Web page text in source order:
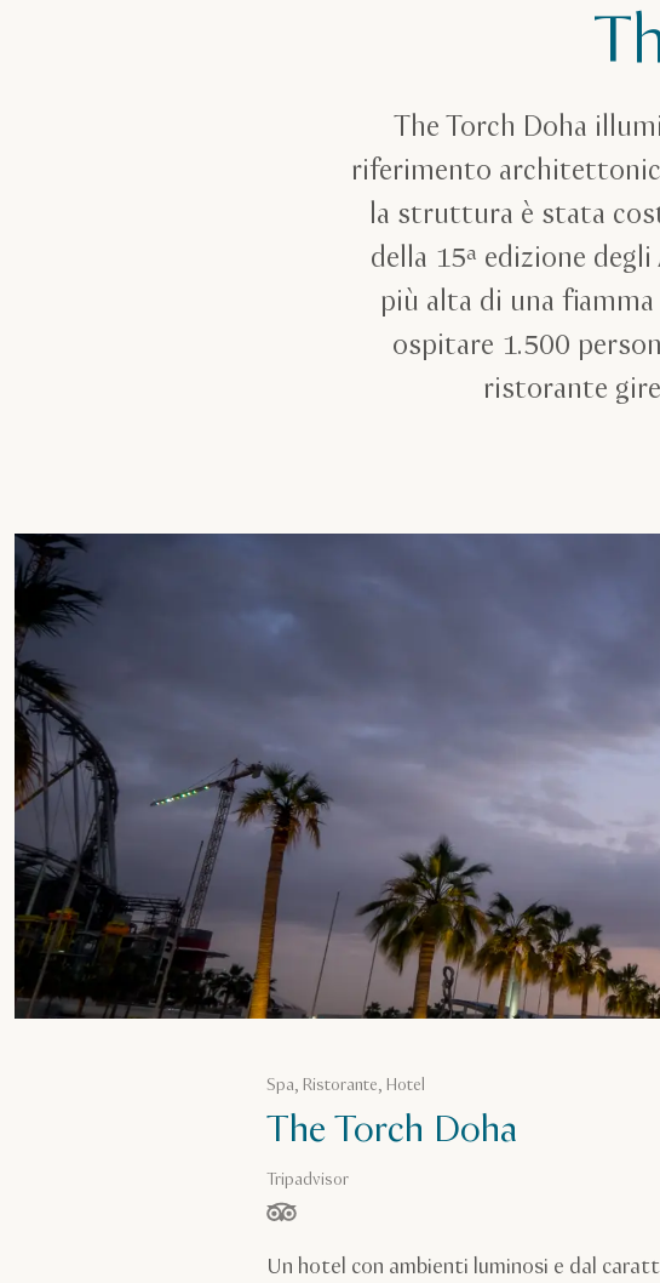
The Torch Doha
riferimento
la struttura è stata
della 15ª edizione
più alta di una
ospitare 1.500
ristorante
Spa, Ristorante, Hotel
The Torch Doha
Tripadvisor
stelle su 5 in base a
Un hotel con ambienti luminosi e dal